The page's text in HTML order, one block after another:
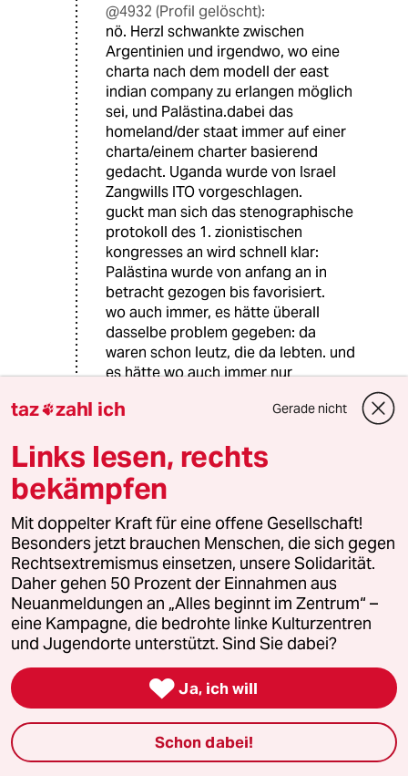
@4932 (Profil gelöscht):
nö. Herzl schwankte zwischen
Argentinien und irgendwo, wo eine
charta nach dem modell der east
indian company zu erlangen möglich
sei, und Palästina.dabei das
homeland/der staat immer auf einer
charta/einem charter basierend
gedacht. Uganda wurde von Israel
Zangwills ITO vorgeschlagen.
guckt man sich das stenographische
protokoll des 1. zionistischen
kongresses an wird schnell klar:
Palästina wurde von anfang an in
betracht gezogen bis favorisiert.
wo auch immer, es hätte überall
dasselbe problem gegeben: da
waren schon leutz, die da lebten. und
es hätte wo auch immer nur
diesen leutz von anfang an verbündet
4G 4932 (Profil gelöscht)
08.12.2014,14:27 Uhr
@christine rölke-sommer:
Ich bitte für meine mangelnde
Bildung und für die falsche
Behauptung um Entschuldigung. Ich
wollte nur provozierend zum
Ausdruck bringen, wie weit weg man
von der Unabhängigkeitserklärung
von 1948 ist und daß, wenn sich in
den Köpfen und im Verhalten nichts
ändert, eigentlich einer von beiden
gehen muss. Aber das wissen
taz zahl ich Gerade nicht
Links lesen, rechts
bekämpfen
Mit doppelter Kraft für eine offene Gesellschaft!
Besonders jetzt brauchen Menschen, die sich gegen
Rechtsextremismus einsetzen, unsere Solidarität.
Daher gehen 50 Prozent der Einnahmen aus
Neuanmeldungen an „Alles beginnt im Zentrum“ –
eine Kampagne, die bedrohte linke Kulturzentren
und Jugendorte unterstützt. Sind Sie dabei?
 Ja, ich will
Schon dabei!